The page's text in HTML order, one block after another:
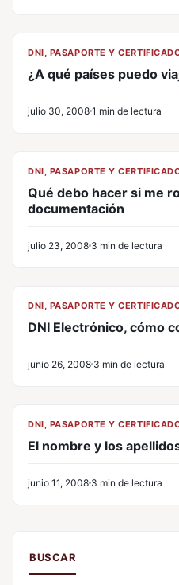
BUSCAR
DNI, PASAPORTE Y
¿A qué países puedo
julio 30, 2008 1 min de lectura
DNI, PASAPORTE Y
Qué debo hacer si me
documentación
julio 23, 2008 3 min de lectura
DNI, PASAPORTE Y
DNI Electrónico, cómo
junio 26, 2008 3 min de lectura
DNI, PASAPORTE Y
El nombre y los
junio 11, 2008 3 min de lectura